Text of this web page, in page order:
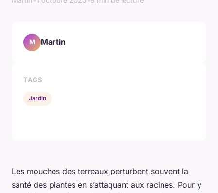
Les mouches des terreaux perturbent souvent la
santé des plantes en s’attaquant aux racines. Pour y
M Martin
TAGS
Jardin